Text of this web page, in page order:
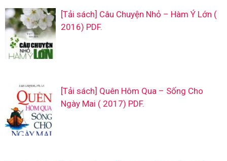
[Tải sách] Câu Chuyện Nhỏ – Hàm Ý Lớn (
2016) PDF.
[Tải sách] Quên Hôm Qua – Sống Cho
Ngày Mai ( 2017) PDF.